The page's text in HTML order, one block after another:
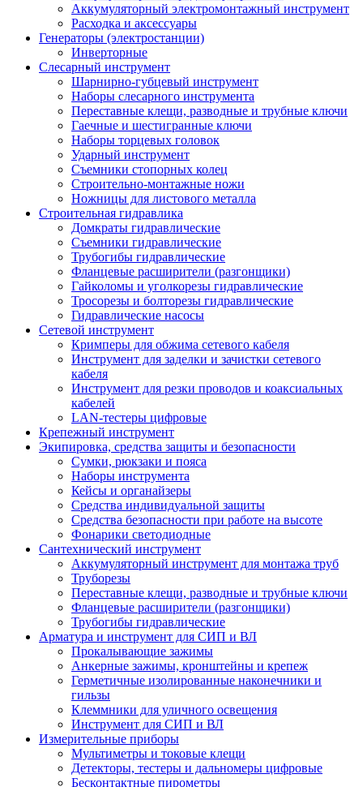
Аккумуляторный электромонтажный инструмент
Расходка и аксессуары
Генераторы (электростанции)
Инверторные
Слесарный инструмент
Шарнирно-губцевый инструмент
Наборы слесарного инструмента
Переставные клещи, разводные и трубные ключи
Гаечные и шестигранные ключи
Наборы торцевых головок
Ударный инструмент
Съемники стопорных колец
Строительно-монтажные ножи
Ножницы для листового металла
Строительная гидравлика
Домкраты гидравлические
Съемники гидравлические
Трубогибы гидравлические
Фланцевые расширители (разгонщики)
Гайколомы и уголкорезы гидравлические
Тросорезы и болторезы гидравлические
Гидравлические насосы
Сетевой инструмент
Кримперы для обжима сетевого кабеля
Инструмент для заделки и зачистки сетевого
кабеля
Инструмент для резки проводов и коаксиальных
кабелей
LAN-тестеры цифровые
Крепежный инструмент
Экипировка, средства защиты и безопасности
Сумки, рюкзаки и пояса
Наборы инструмента
Кейсы и органайзеры
Средства индивидуальной защиты
Средства безопасности при работе на высоте
Фонарики светодиодные
Сантехнический инструмент
Аккумуляторный инструмент для монтажа труб
Труборезы
Переставные клещи, разводные и трубные ключи
Фланцевые расширители (разгонщики)
Трубогибы гидравлические
Арматура и инструмент для СИП и ВЛ
Прокалывающие зажимы
Анкерные зажимы, кронштейны и крепеж
Герметичные изолированные наконечники и
гильзы
Клеммники для уличного освещения
Инструмент для СИП и ВЛ
Измерительные приборы
Мультиметры и токовые клещи
Детекторы, тестеры и дальномеры цифровые
Бесконтактные пирометры